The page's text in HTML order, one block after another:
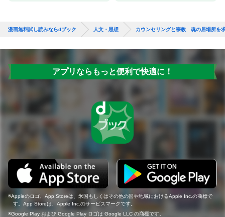
漫画無料試し読みならdブック 人文・思想 カウンセリングと宗教 魂の居場所を
アプリならもっと便利で快適に！
Appleのロゴ、App Storeは、米国もしくはその他の国や地域におけるApple Inc.の商標で
す。App Storeは、Apple Inc.のサービスマークです。
Google Play および Google Play ロゴは Google LLC の商標です。